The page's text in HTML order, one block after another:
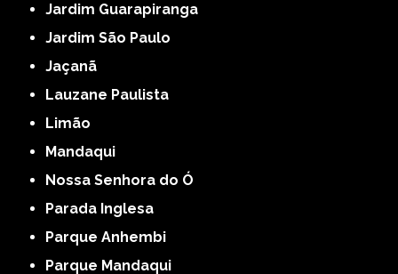
Jardim Guarapiranga
Jardim São Paulo
Jaçanã
Lauzane Paulista
Limão
Mandaqui
Nossa Senhora do Ó
Parada Inglesa
Parque Anhembi
Parque Mandaqui